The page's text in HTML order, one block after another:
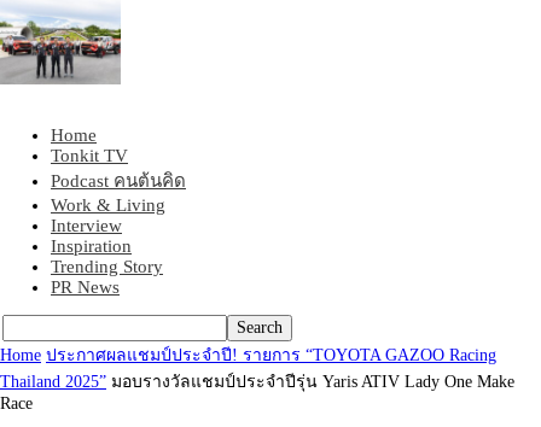
Home
Tonkit TV
Podcast คนต้นคิด
Work & Living
Interview
Inspiration
Trending Story
PR News
Home ประกาศผลแชมป์ประจำปี! รายการ “TOYOTA GAZOO Racing
Thailand 2025” มอบรางวัลแชมป์ประจำปีรุ่น Yaris ATIV Lady One Make
Race